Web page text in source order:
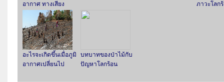
อากาศ ทางเสียง
ภาวะโลก
อะไรจะเกิดขึ้นเมื่อภูมิ
อากาศเปลี่ยนไป
บทบาทของป่าไม้กับ
ปัญหาโลกร้อน